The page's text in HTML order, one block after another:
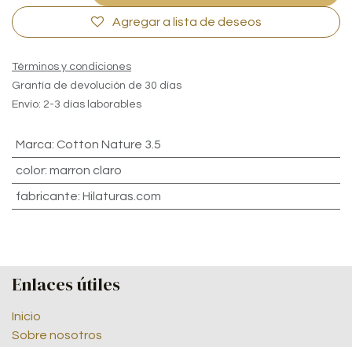
Agregar a lista de deseos
Términos y condiciones
Grantía de devolución de 30 días
Envío: 2-3 días laborables
Marca: Cotton Nature 3.5
color: marron claro
fabricante: Hilaturas.com
Enlaces útiles
Inicio
Sobre nosotros